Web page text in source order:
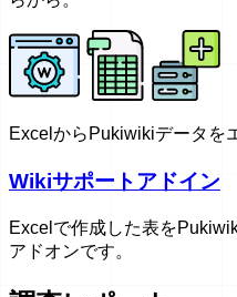
ExcelからPukiwikiデータを
Wikiサポートアドイン
Excelで作成した表を
アドオンです。